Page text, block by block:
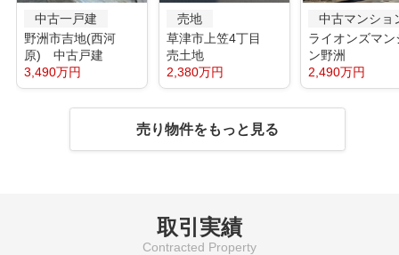
中古一戸建
野洲市吉地(西河
原) 中古戸建
3,490万円
売地
草津市上笠4丁目
売土地
2,380万円
中古マンショ
ライオンズマン
ン野洲
2,490万円
売り物件をもっと見る
取引実績
Contracted Property